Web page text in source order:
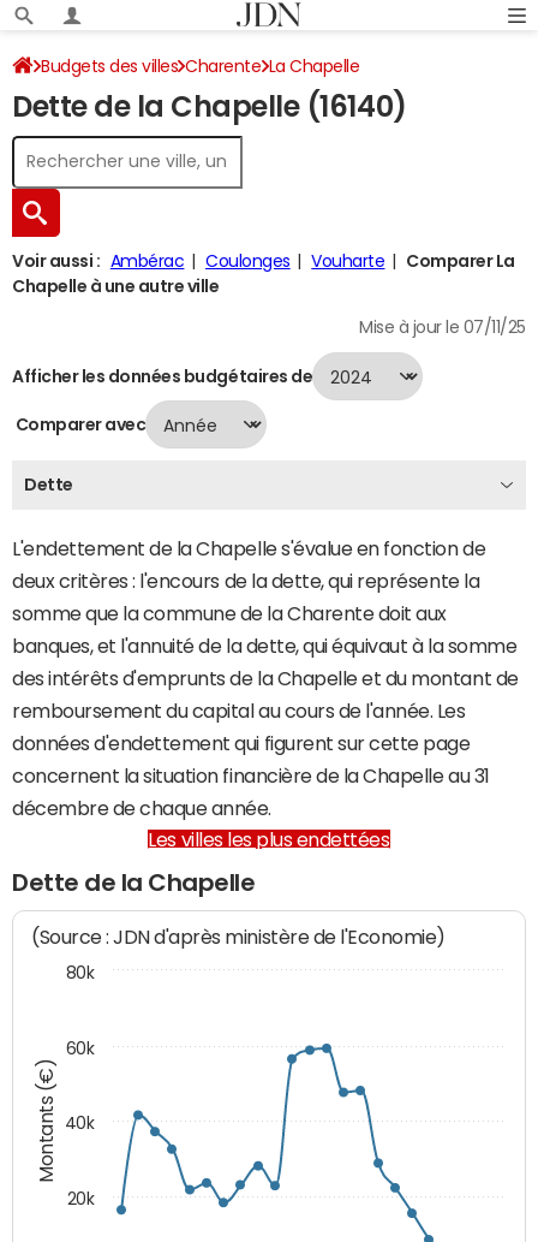
Budgets des villes Charente La Chapelle
Dette au 31/12/2024
Dette de la Chapelle (16140)
Voir aussi : Ambérac Coulonges Vouharte
Comparer La
Chapelle à une autre ville
Mise à jour le 07/11/25
Afficher les données budgétaires de
Comparer avec
Dette
L'endettement de la Chapelle s'évalue en fonction de
deux critères : l'encours de la dette, qui représente la
somme que la commune de la Charente doit aux
banques, et l'annuité de la dette, qui équivaut à la somme
des intérêts d'emprunts de la Chapelle et du montant de
remboursement du capital au cours de l'année. Les
données d'endettement qui figurent sur cette page
concernent la situation financière de la Chapelle au 31
décembre de chaque année.
Les villes les plus endettées
Dette de la Chapelle
Montants (€)
(Source : JDN d'après ministère de l'Economie)
20k
40k
60k
80k